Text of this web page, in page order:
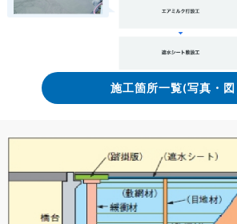
施工箇所一覧(写真・図